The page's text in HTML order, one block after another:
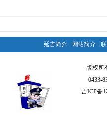
延吉简介 - 网站简介 -
版权所
0433-
吉ICP备